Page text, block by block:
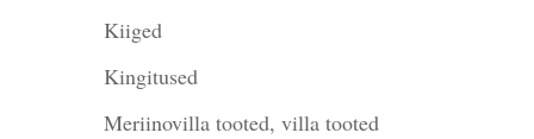
Kiiged
Kingitused
Meriinovilla tooted, villa tooted